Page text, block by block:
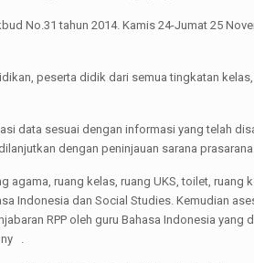
No.31 tahun 2014. Kamis 24-Jumat 25
peserta didik dari semua tingkatan
data sesuai dengan informasi yang telah
dengan peninjauan sarana
ruang kelas, ruang UKS, toilet,
Indonesia dan Social Studies. Kemudian
RPP oleh guru Bahasa Indonesia
.